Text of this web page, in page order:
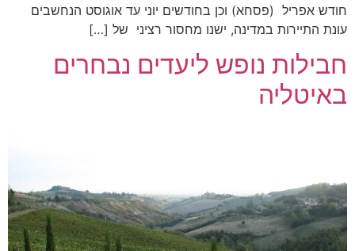
חודש אפריל (פסחא) וכן בחודשים יוני עד אוגוסט הנחשבים
עונת התיירות במדינה, ישנו מחסור רציני של […]
חבילות נופש ליעדים נבחרים
באיטליה